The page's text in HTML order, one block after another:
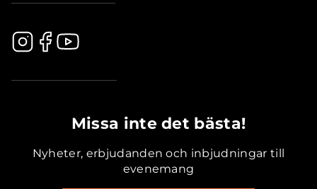
Missa inte det bästa!
Nyheter, erbjudanden och inbjudningar till
evenemang